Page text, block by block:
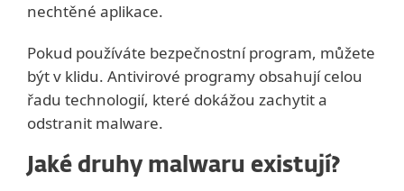
nechtěné aplikace.
Pokud používáte bezpečnostní program, můžete
být v klidu. Antivirové programy obsahují celou
řadu technologií, které dokážou zachytit a
odstranit malware.
Jaké druhy malwaru existují?